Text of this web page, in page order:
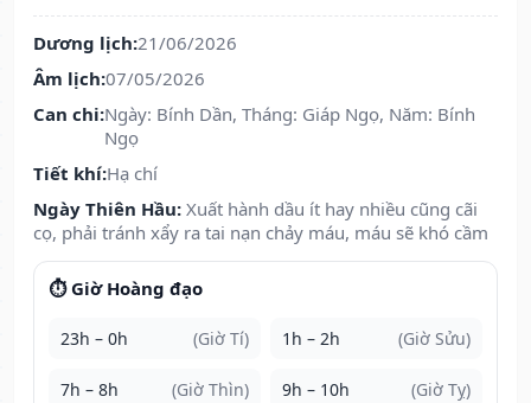
Dương lịch:21/06/2026
Âm lịch:07/05/2026
Can chi:Ngày: Bính Dần, Tháng: Giáp Ngọ, Năm: Bính
Ngọ
Tiết khí:Hạ chí
Ngày Thiên Hầu: Xuất hành dầu ít hay nhiều cũng cãi
cọ, phải tránh xẩy ra tai nạn chảy máu, máu sẽ khó cầm
⏱️ Giờ Hoàng đạo
23h – 0h (Giờ Tí) 1h – 2h (Giờ Sửu)
7h – 8h (Giờ Thìn) 9h – 10h (Giờ Tỵ)